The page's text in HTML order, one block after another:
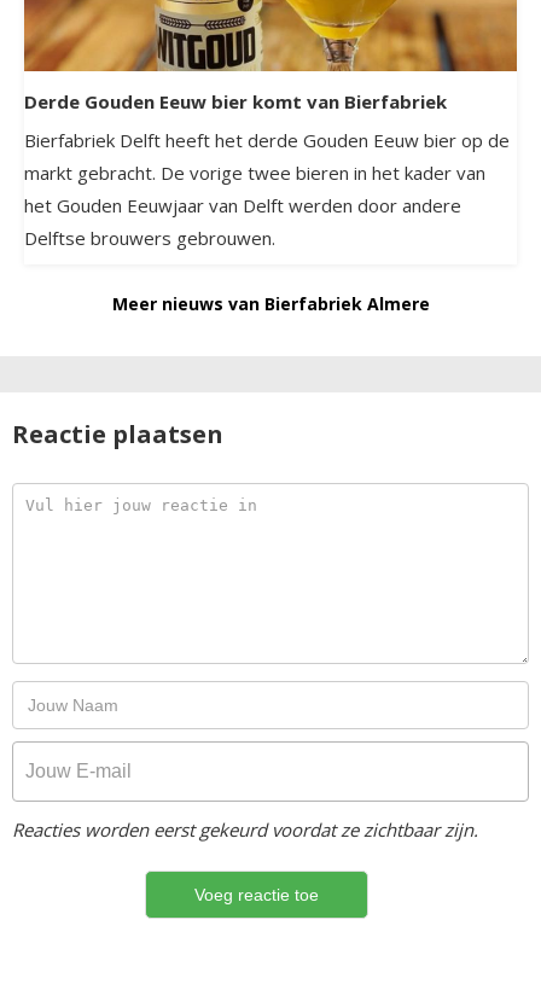
Derde Gouden Eeuw bier komt van Bierfabriek
Bierfabriek Delft heeft het derde Gouden Eeuw bier op de
markt gebracht. De vorige twee bieren in het kader van
het Gouden Eeuwjaar van Delft werden door andere
Delftse brouwers gebrouwen.
Meer nieuws van Bierfabriek Almere
Reactie plaatsen
Reacties worden eerst gekeurd voordat ze zichtbaar zijn.